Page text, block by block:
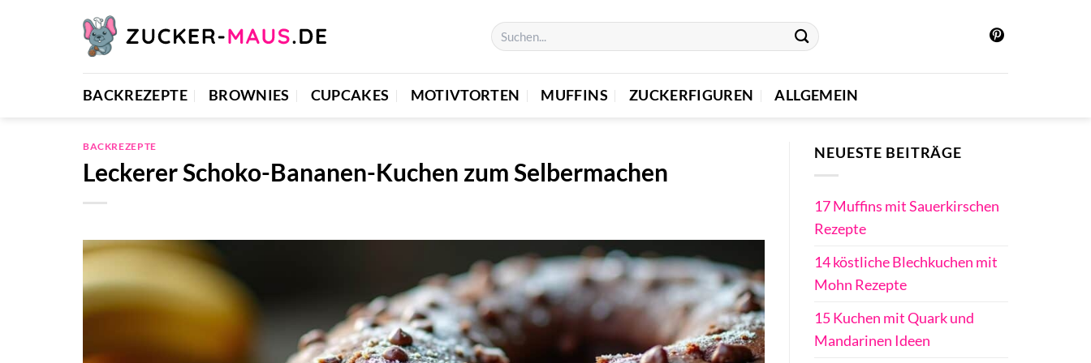
BACKREZEPTE BROWNIES CUPCAKES MOTIVTORTEN MUFFINS ZUCKERFIGUREN ALLGEMEIN
BACKREZEPTE
Leckerer Schoko-Bananen-Kuchen zum Selbermachen
NEUESTE BEITRÄGE
17 Muffins mit Sauerkirschen
Rezepte
14 köstliche Blechkuchen mit
Mohn Rezepte
15 Kuchen mit Quark und
Mandarinen Ideen